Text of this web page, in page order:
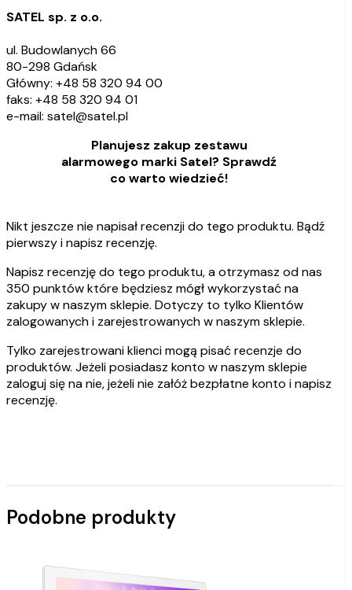
SATEL sp. z o.o.
ul. Budowlanych 66
80-298 Gdańsk
Główny: +48 58 320 94 00
faks: +48 58 320 94 01
e-mail: satel@satel.pl
Planujesz zakup zestawu
alarmowego marki Satel? Sprawdź
co warto wiedzieć!
Nikt jeszcze nie napisał recenzji do tego produktu. Bądź
pierwszy i napisz recenzję.
Napisz recenzję do tego produktu, a otrzymasz od nas
350 punktów które będziesz mógł wykorzystać na
zakupy w naszym sklepie. Dotyczy to tylko Klientów
zalogowanych i zarejestrowanych w naszym sklepie.
Tylko zarejestrowani klienci mogą pisać recenzje do
produktów. Jeżeli posiadasz konto w naszym sklepie
zaloguj się na nie, jeżeli nie załóż bezpłatne konto i napisz
recenzję.
Podobne produkty